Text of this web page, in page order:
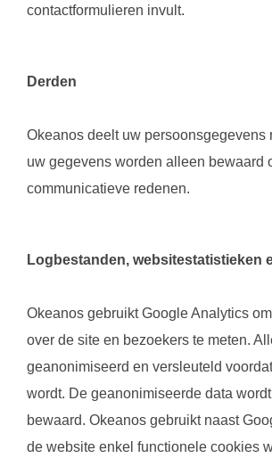
contactformulieren invult.
Derden
Okeanos deelt uw persoonsgegevens
uw gegevens worden alleen bewaard
communicatieve redenen.
Logbestanden, websitestatistieken
Okeanos gebruikt Google Analytics
over de site en bezoekers te meten.
geanonimiseerd en versleuteld
wordt. De geanonimiseerde data
bewaard. Okeanos gebruikt naast
de website enkel functionele cookies